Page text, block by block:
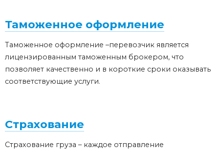
Таможенное оформление
Таможенное оформление –перевозчик является
лицензированным таможенным брокером, что
позволяет качественно и в короткие сроки оказывать
соответствующие услуги.
Страхование
Страхование груза – каждое отправление